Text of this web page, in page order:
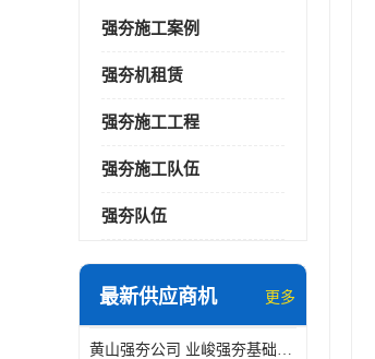
强夯施工案例
强夯机租赁
强夯施工工程
强夯施工队伍
强夯队伍
最新供应商机 更多
黄山强夯公司 业峻强夯基础工程